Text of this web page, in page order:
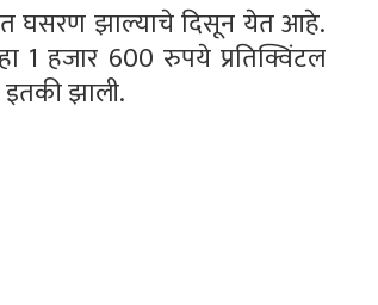
घसरण झाल्याचे दिसून येत आहे.
1 हजार 600 रुपये प्रतिक्विंटल
झाली.